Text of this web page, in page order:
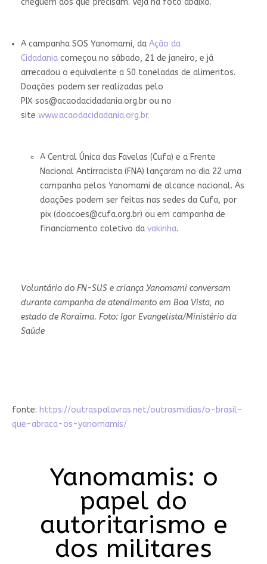
A campanha SOS Yanomami, da Ação da
Cidadaniacomeçou no sábado, 21 de janeiro, e já
arrecadou o equivalente a 50 toneladas de alimentos.
Doações podem ser realizadas pelo
PIX sos@acaodacidadania.org.brou no
site www.acaodacidadania.org.br.
A Central Única das Favelas (Cufa) e a Frente
Nacional Antirracista (FNA) lançaram no dia 22 uma
campanha pelos Yanomami de alcance nacional. As
doações podem ser feitas nas sedes da Cufa, por
pix (doacoes@cufa.org.br) ou em campanha de
financiamento coletivo da vakinha.
Voluntário do FN-SUS e criança Yanomami conversam
durante campanha de atendimento em Boa Vista, no
estado de Roraima. Foto: Igor Evangelista/Ministério da
Saúde
fonte: https://outraspalavras.net/outrasmidias/o-brasil-
que-abraca-os-yanomamis/
Yanomamis: o
papel do
autoritarismo e
dos militares